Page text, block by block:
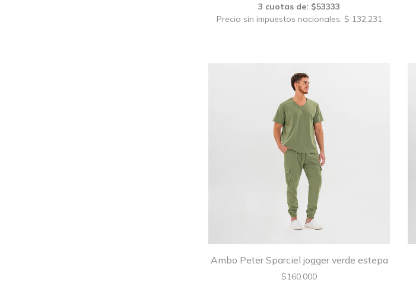
3 cuotas de: $53333
Precio sin impuestos nacionales: $ 132.231
Ambo Peter Sparciel jogger verde estepa
$160.000